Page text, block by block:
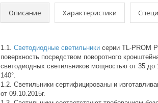
Описание Характеристики
1.1. Светодиодные светильники серии TL-PROM
поверхность посредством поворотного
светодиодных светильников мощностью от 35
140°.
1.2. Светильники сертифицированы и
от 09.10.2015г.